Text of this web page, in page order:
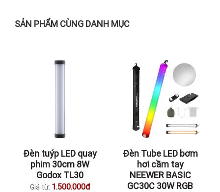
SẢN PHẨM CÙNG DANH MỤC
Đèn tuýp LED quay
phim 30cm 8W
Godox TL30
Giá từ: 1.500.000đ
Đèn Tube LED bơm
hơi cầm tay
NEEWER BASIC
GC30C 30W RGB